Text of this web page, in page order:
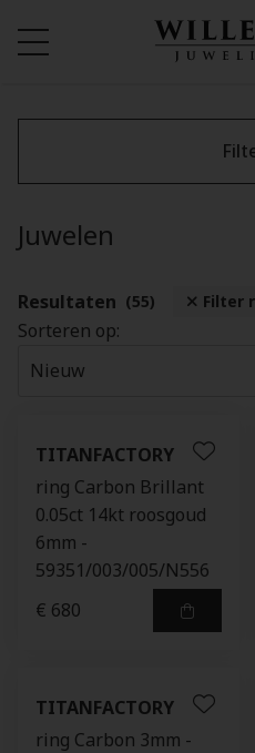
Juwelen
Resultaten (55) Filter
Sorteren op:
TITANFACTORY
ring Carbon Brillant
0.05ct 14kt roosgoud
6mm -
59351/003/005/N556
€ 680
TITANFACTORY
ring Carbon 3mm -